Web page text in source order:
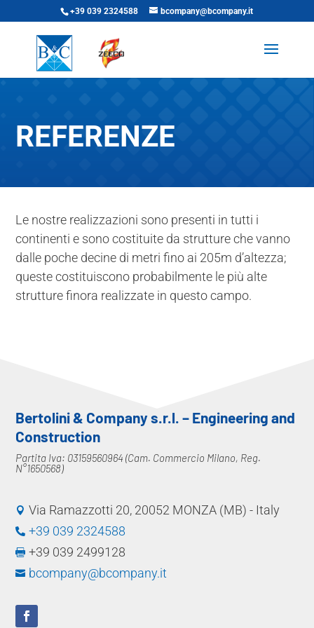
+39 039 2324588 bcompany@bcompany.it
REFERENZE
Le nostre realizzazioni sono presenti in tutti i
continenti e sono costituite da strutture che vanno
dalle poche decine di metri fino ai 205m d’altezza;
queste costituiscono probabilmente le più alte
strutture finora realizzate in questo campo.
Bertolini & Company s.r.l. – Engineering and
Construction
Partita Iva: 03159560964 (Cam. Commercio Milano, Reg.
N°1650568)
 Via Ramazzotti 20, 20052 MONZA (MB) - Italy
 +39 039 2324588
 +39 039 2499128
 bcompany@bcompany.it